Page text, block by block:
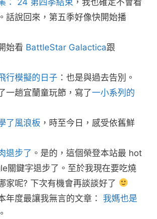
話說回來，第五季好像快開始播
始看 BattleStar Galactica跟
行模擬的日子 ：也是與過去告別。
一趟宜蘭童玩節，寫了一小系列的
了風浪板 ，時至今日，感受依舊鮮
退步了 。是的，這個榮登本站最 hot
關鍵字退步了。至於我現在要吃燒
家呢? 下次有機會再談談好了
年度最讓我無言的文章： 我媽也是
。